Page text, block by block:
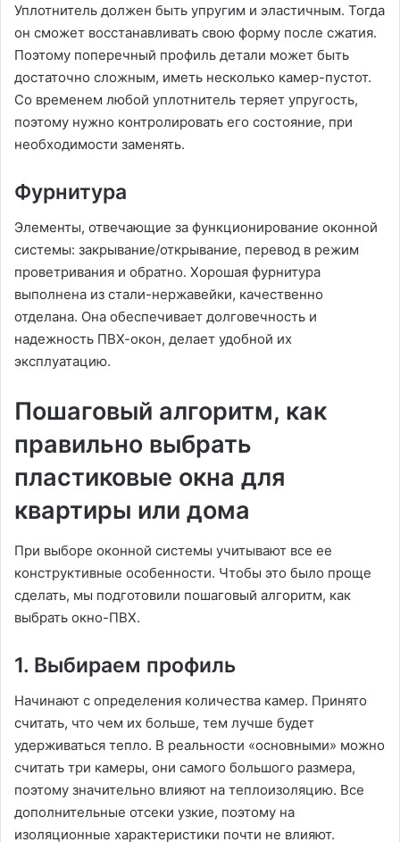
Уплотнитель должен быть упругим и эластичным. Тогда
он сможет восстанавливать свою форму после сжатия.
Поэтому поперечный профиль детали может быть
достаточно сложным, иметь несколько камер-пустот.
Со временем любой уплотнитель теряет упругость,
поэтому нужно контролировать его состояние, при
необходимости заменять.
Фурнитура
Элементы, отвечающие за функционирование оконной
системы: закрывание/открывание, перевод в режим
проветривания и обратно. Хорошая фурнитура
выполнена из стали-нержавейки, качественно
отделана. Она обеспечивает долговечность и
надежность ПВХ-окон, делает удобной их
эксплуатацию.
Пошаговый алгоритм, как
правильно выбрать
пластиковые окна для
квартиры или дома
При выборе оконной системы учитывают все ее
конструктивные особенности. Чтобы это было проще
сделать, мы подготовили пошаговый алгоритм, как
выбрать окно-ПВХ.
1. Выбираем профиль
Начинают с определения количества камер. Принято
считать, что чем их больше, тем лучше будет
удерживаться тепло. В реальности «основными» можно
считать три камеры, они самого большого размера,
поэтому значительно влияют на теплоизоляцию. Все
дополнительные отсеки узкие, поэтому на
изоляционные характеристики почти не влияют.